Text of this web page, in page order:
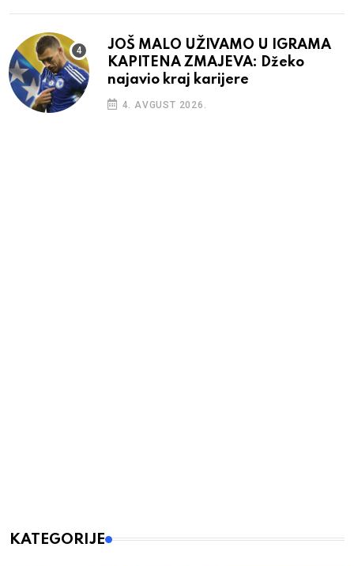
JOŠ MALO UŽIVAMO U IGRAMA
KAPITENA ZMAJEVA: Džeko
najavio kraj karijere
4. AVGUST 2026.
KATEGORIJE